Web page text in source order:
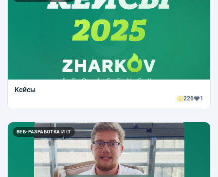
Кейсы
226 1
ВЕБ-РАЗРАБОТКА И IT